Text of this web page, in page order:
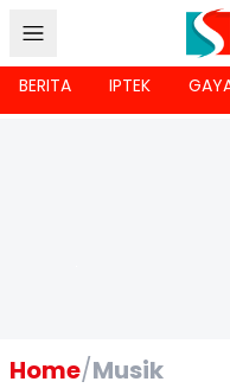
BERITA IPTEK
Home/Musik